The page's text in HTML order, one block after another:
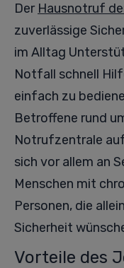
Der Hausnotruf
zuverlässige
im Alltag
Notfall schnell
einfach zu
Betroffene rund
Notrufzentrale
sich vor allem an
Menschen mit
Personen, die
Sicherheit
Vorteile des